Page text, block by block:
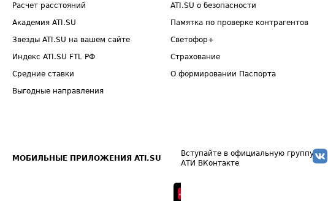
Расчет расстояний
Академия ATI.SU
Звезды ATI.SU на вашем сайте
Индекс ATI.SU FTL РФ
Средние ставки
Выгодные направления
ATI.SU о безопасности
Памятка по проверке контрагентов
Светофор+
Страхование
О формировании Паспорта
МОБИЛЬНЫЕ ПРИЛОЖЕНИЯ ATI.SU
Вступайте в официальную группу
АТИ ВКонтакте